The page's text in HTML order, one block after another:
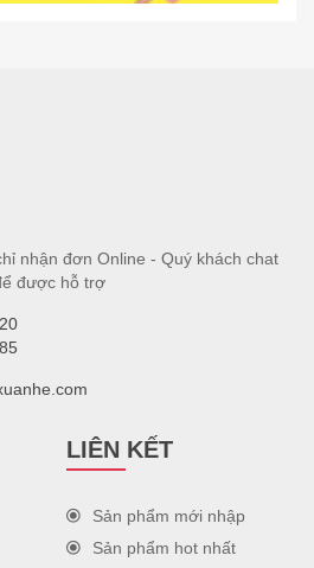
nhận đơn Online - Quý khách chat
được hỗ trợ
LIÊN KẾT
Sản phẩm mới nhập
Sản phẩm hot nhất